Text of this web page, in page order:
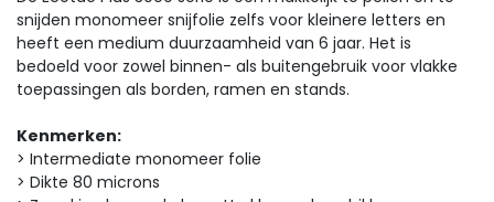
snijden monomeer snijfolie zelfs voor kleinere letters en
heeft een medium duurzaamheid van 6 jaar. Het is
bedoeld voor zowel binnen- als buitengebruik voor vlakke
toepassingen als borden, ramen en stands.
Kenmerken:
> Intermediate monomeer folie
> Dikte 80 microns